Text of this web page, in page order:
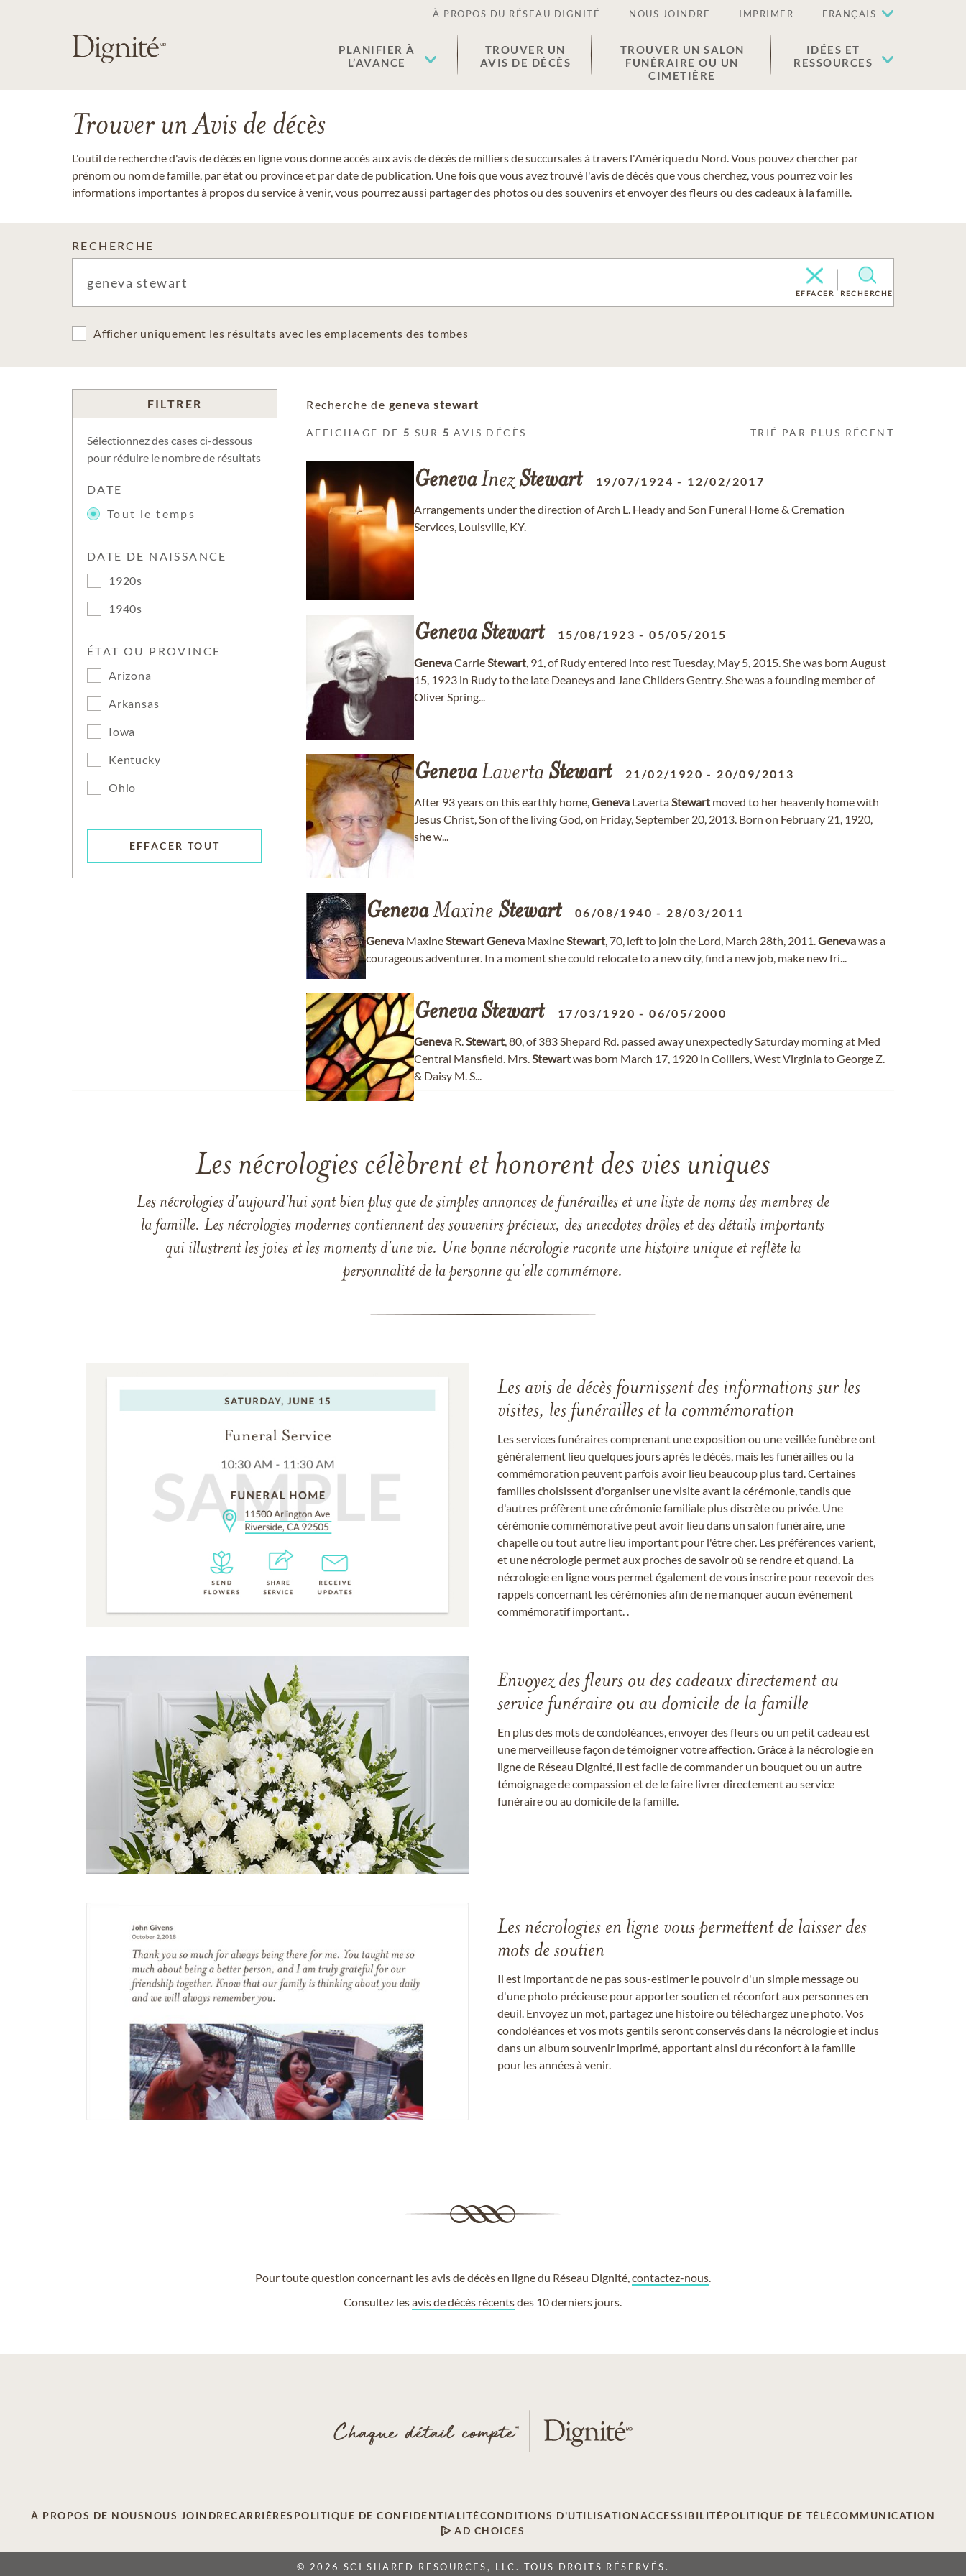
À PROPOS DU RÉSEAU DIGNITÉ NOUS JOINDRE IMPRIMER FRANÇAIS
PLANIFIER À
L’AVANCE
TROUVER UN
AVIS DE DÉCÈS
TROUVER UN SALON
FUNÉRAIRE OU UN
CIMETIÈRE
IDÉES ET
RESSOURCES
Trouver un Avis de décès
L'outil de recherche d'avis de décès en ligne vous donne accès aux avis de décès de milliers de succursales à travers l'Amérique du Nord. Vous pouvez chercher par
prénom ou nom de famille, par état ou province et par date de publication. Une fois que vous avez trouvé l'avis de décès que vous cherchez, vous pourrez voir les
informations importantes à propos du service à venir, vous pourrez aussi partager des photos ou des souvenirs et envoyer des fleurs ou des cadeaux à la famille.
RECHERCHE
EFFACER RECHERCHE
Afficher uniquement les résultats avec les emplacements des tombes
FILTRER
Sélectionnez des cases ci-dessous
pour réduire le nombre de résultats
DATE
Tout le temps
DATE DE NAISSANCE
1920s
1940s
ÉTAT OU PROVINCE
Arizona
Arkansas
Iowa
Kentucky
Ohio
EFFACER TOUT
Recherche de geneva stewart
AFFICHAGE DE 5 SUR 5 AVIS DÉCÈS TRIÉ PAR PLUS RÉCENT
GenevaInezStewart 19/07/1924 - 12/02/2017
Arrangements under the direction of Arch L. Heady and Son Funeral Home & Cremation
Services, Louisville, KY.
GenevaStewart 15/08/1923 -05/05/2015
GenevaCarrieStewart, 91, of Rudy entered into rest Tuesday, May 5, 2015. She was born August
15, 1923 in Rudy to the late Deaneys and Jane Childers Gentry. She was a founding member of
Oliver Spring...
GenevaLaverta Stewart 21/02/1920 - 20/09/2013
After 93 years on this earthly home,Geneva LavertaStewart moved to her heavenly home with
Jesus Christ, Son of the living God, on Friday, September 20, 2013. Born on February 21, 1920,
she w...
GenevaMaxine Stewart 06/08/1940 - 28/03/2011
Geneva MaxineStewartGeneva MaxineStewart, 70, left to join the Lord, March 28th, 2011.Genevawas a
courageous adventurer. In a moment she could relocate to a new city, find a new job, make new fri...
GenevaStewart 17/03/1920 -06/05/2000
Geneva R.Stewart, 80, of 383 Shepard Rd. passed away unexpectedly Saturday morning at Med
Central Mansfield. Mrs.Stewartwas born March 17, 1920 in Colliers, West Virginia to George Z.
& Daisy M. S...
Les nécrologies célèbrent et honorent des vies uniques
Les nécrologies d'aujourd'hui sont bien plus que de simples annonces de funérailles et une liste de noms des membres de
la famille. Les nécrologies modernes contiennent des souvenirs précieux, des anecdotes drôles et des détails importants
qui illustrent les joies et les moments d'une vie. Une bonne nécrologie raconte une histoire unique et reflète la
personnalité de la personne qu'elle commémore.
Les avis de décès fournissent des informations sur les
visites, les funérailles et la commémoration
Les services funéraires comprenant une exposition ou une veillée funèbre ont
généralement lieu quelques jours après le décès, mais les funérailles ou la
commémoration peuvent parfois avoir lieu beaucoup plus tard. Certaines
familles choisissent d'organiser une visite avant la cérémonie, tandis que
d'autres préfèrent une cérémonie familiale plus discrète ou privée. Une
cérémonie commémorative peut avoir lieu dans un salon funéraire, une
chapelle ou tout autre lieu important pour l'être cher. Les préférences varient,
et une nécrologie permet aux proches de savoir où se rendre et quand. La
nécrologie en ligne vous permet également de vous inscrire pour recevoir des
rappels concernant les cérémonies afin de ne manquer aucun événement
commémoratif important. .
Envoyez des fleurs ou des cadeaux directement au
service funéraire ou au domicile de la famille
En plus des mots de condoléances, envoyer des fleurs ou un petit cadeau est
une merveilleuse façon de témoigner votre affection. Grâce à la nécrologie en
ligne de Réseau Dignité, il est facile de commander un bouquet ou un autre
témoignage de compassion et de le faire livrer directement au service
funéraire ou au domicile de la famille.
Les nécrologies en ligne vous permettent de laisser des
mots de soutien
Il est important de ne pas sous-estimer le pouvoir d'un simple message ou
d'une photo précieuse pour apporter soutien et réconfort aux personnes en
deuil. Envoyez un mot, partagez une histoire ou téléchargez une photo. Vos
condoléances et vos mots gentils seront conservés dans la nécrologie et inclus
dans un album souvenir imprimé, apportant ainsi du réconfort à la famille
pour les années à venir.
Pour toute question concernant les avis de décès en ligne du Réseau Dignité,contactez-nous.
Consultez lesavis de décès récentsdes 10 derniers jours.
À PROPOS DE NOUSNOUS JOINDRECARRIÈRES POLITIQUE DE CONFIDENTIALITÉCONDITIONS D'UTILISATIONACCESSIBILITÉPOLITIQUE DE TÉLÉCOMMUNICATION
AD CHOICES
© 2026 SCI SHARED RESOURCES, LLC. TOUS DROITS RÉSERVÉS.